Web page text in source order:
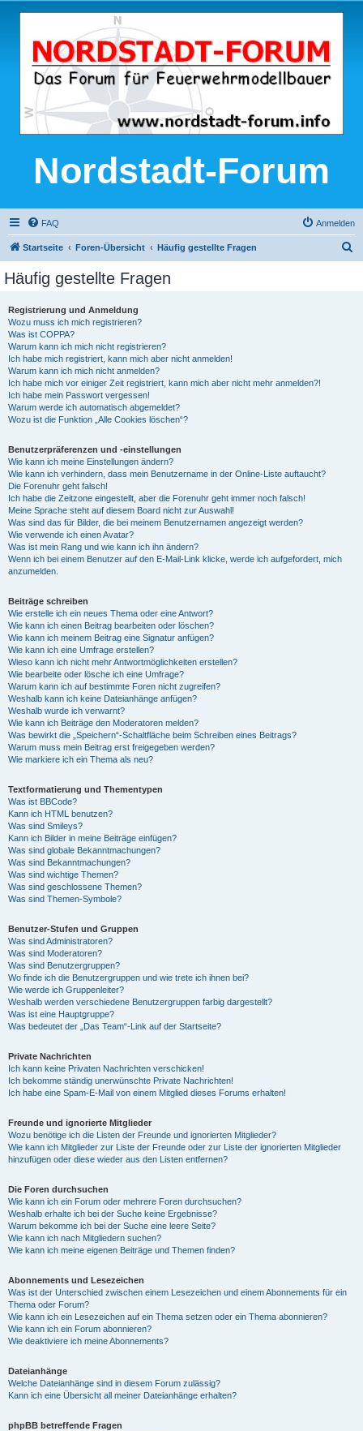
Nordstadt-Forum
FAQ Anmelden
Startseite Foren-Übersicht Häufig gestellte Fragen
Häufig gestellte Fragen
Registrierung und Anmeldung
Wozu muss ich mich registrieren?
Was ist COPPA?
Warum kann ich mich nicht registrieren?
Ich habe mich registriert, kann mich aber nicht anmelden!
Warum kann ich mich nicht anmelden?
Ich habe mich vor einiger Zeit registriert, kann mich aber nicht mehr anmelden?!
Ich habe mein Passwort vergessen!
Warum werde ich automatisch abgemeldet?
Wozu ist die Funktion „Alle Cookies löschen“?
Benutzerpräferenzen und -einstellungen
Wie kann ich meine Einstellungen ändern?
Wie kann ich verhindern, dass mein Benutzername in der Online-Liste auftaucht?
Die Forenuhr geht falsch!
Ich habe die Zeitzone eingestellt, aber die Forenuhr geht immer noch falsch!
Meine Sprache steht auf diesem Board nicht zur Auswahl!
Was sind das für Bilder, die bei meinem Benutzernamen angezeigt werden?
Wie verwende ich einen Avatar?
Was ist mein Rang und wie kann ich ihn ändern?
Wenn ich bei einem Benutzer auf den E-Mail-Link klicke, werde ich aufgefordert, mich
anzumelden.
Beiträge schreiben
Wie erstelle ich ein neues Thema oder eine Antwort?
Wie kann ich einen Beitrag bearbeiten oder löschen?
Wie kann ich meinem Beitrag eine Signatur anfügen?
Wie kann ich eine Umfrage erstellen?
Wieso kann ich nicht mehr Antwortmöglichkeiten erstellen?
Wie bearbeite oder lösche ich eine Umfrage?
Warum kann ich auf bestimmte Foren nicht zugreifen?
Weshalb kann ich keine Dateianhänge anfügen?
Weshalb wurde ich verwarnt?
Wie kann ich Beiträge den Moderatoren melden?
Was bewirkt die „Speichern“-Schaltfläche beim Schreiben eines Beitrags?
Warum muss mein Beitrag erst freigegeben werden?
Wie markiere ich ein Thema als neu?
Textformatierung und Thementypen
Was ist BBCode?
Kann ich HTML benutzen?
Was sind Smileys?
Kann ich Bilder in meine Beiträge einfügen?
Was sind globale Bekanntmachungen?
Was sind Bekanntmachungen?
Was sind wichtige Themen?
Was sind geschlossene Themen?
Was sind Themen-Symbole?
Benutzer-Stufen und Gruppen
Was sind Administratoren?
Was sind Moderatoren?
Was sind Benutzergruppen?
Wo finde ich die Benutzergruppen und wie trete ich ihnen bei?
Wie werde ich Gruppenleiter?
Weshalb werden verschiedene Benutzergruppen farbig dargestellt?
Was ist eine Hauptgruppe?
Was bedeutet der „Das Team“-Link auf der Startseite?
Private Nachrichten
Ich kann keine Privaten Nachrichten verschicken!
Ich bekomme ständig unerwünschte Private Nachrichten!
Ich habe eine Spam-E-Mail von einem Mitglied dieses Forums erhalten!
Freunde und ignorierte Mitglieder
Wozu benötige ich die Listen der Freunde und ignorierten Mitglieder?
Wie kann ich Mitglieder zur Liste der Freunde oder zur Liste der ignorierten Mitglieder
hinzufügen oder diese wieder aus den Listen entfernen?
Die Foren durchsuchen
Wie kann ich ein Forum oder mehrere Foren durchsuchen?
Weshalb erhalte ich bei der Suche keine Ergebnisse?
Warum bekomme ich bei der Suche eine leere Seite?
Wie kann ich nach Mitgliedern suchen?
Wie kann ich meine eigenen Beiträge und Themen finden?
Abonnements und Lesezeichen
Was ist der Unterschied zwischen einem Lesezeichen und einem Abonnements für ein
Thema oder Forum?
Wie kann ich ein Lesezeichen auf ein Thema setzen oder ein Thema abonnieren?
Wie kann ich ein Forum abonnieren?
Wie deaktiviere ich meine Abonnements?
Dateianhänge
Welche Dateianhänge sind in diesem Forum zulässig?
Kann ich eine Übersicht all meiner Dateianhänge erhalten?
phpBB betreffende Fragen